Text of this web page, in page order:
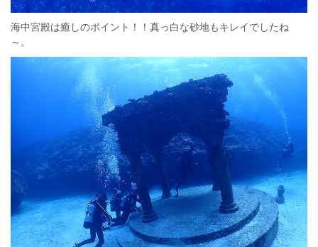
海中宮殿は癒しのポイント！！真っ白な砂地もキレイでしたね
～。